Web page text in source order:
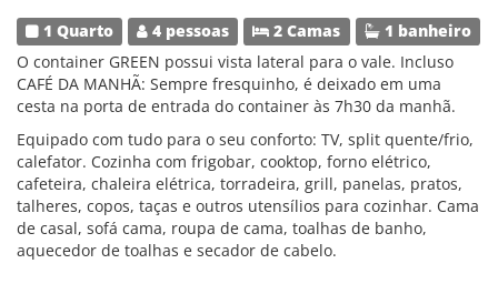
1 Quarto 4 pessoas 2 Camas 1 banheiro
O container GREEN possui vista lateral para o vale. Incluso
CAFÉ DA MANHÃ: Sempre fresquinho, é deixado em uma
cesta na porta de entrada do container às 7h30 da manhã.
Equipado com tudo para o seu conforto: TV, split quente/frio,
calefator. Cozinha com frigobar, cooktop, forno elétrico,
cafeteira, chaleira elétrica, torradeira, grill, panelas, pratos,
talheres, copos, taças e outros utensílios para cozinhar. Cama
de casal, sofá cama, roupa de cama, toalhas de banho,
aquecedor de toalhas e secador de cabelo.